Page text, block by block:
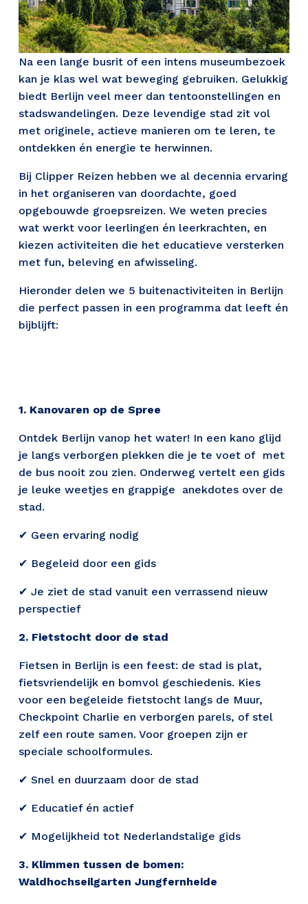
Na een lange busrit of een intens museumbezoek
kan je klas wel wat beweging gebruiken. Gelukkig
biedt Berlijn veel meer dan tentoonstellingen en
stadswandelingen. Deze levendige stad zit vol
met originele, actieve manieren om te leren, te
ontdekken én energie te herwinnen.
Bij Clipper Reizen hebben we al decennia ervaring
in het organiseren van doordachte, goed
opgebouwde groepsreizen. We weten precies
wat werkt voor leerlingen én leerkrachten, en
kiezen activiteiten die het educatieve versterken
met fun, beleving en afwisseling.
Hieronder delen we 5 buitenactiviteiten in Berlijn
die perfect passen in een programma dat leeft én
bijblijft:
1. Kanovaren op de Spree
Ontdek Berlijn vanop het water! In een kano glijd
je langs verborgen plekken die je te voet of  met
de bus nooit zou zien. Onderweg vertelt een gids
je leuke weetjes en grappige  anekdotes over de
stad.
✔ Geen ervaring nodig
✔ Begeleid door een gids
✔ Je ziet de stad vanuit een verrassend nieuw
perspectief
2. Fietstocht door de stad
Fietsen in Berlijn is een feest: de stad is plat,
fietsvriendelijk en bomvol geschiedenis. Kies
voor een begeleide fietstocht langs de Muur,
Checkpoint Charlie en verborgen parels, of stel
zelf een route samen. Voor groepen zijn er
speciale schoolformules.
✔ Snel en duurzaam door de stad
✔ Educatief én actief
✔ Mogelijkheid tot Nederlandstalige gids
3. Klimmen tussen de bomen:
Waldhochseilgarten Jungfernheide